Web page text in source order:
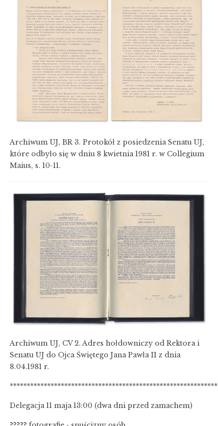
Archiwum UJ, BR 3. Protokół z posiedzenia Senatu UJ,
które odbyło się w dniu 8 kwietnia 1981 r. w Collegium
Maius, s. 10-11.
Archiwum UJ, CV 2. Adres hołdowniczy od Rektora i
Senatu UJ do Ojca Świętego Jana Pawła II z dnia
8.04.1981 r.
Delegacja 11 maja 13:00 (dwa dni przed zamachem)